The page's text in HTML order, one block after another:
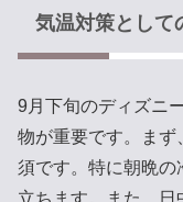
気温対策として
9月下旬のディズニ
物が重要です。まず
須です。特に朝晩の
立ちます。また、日